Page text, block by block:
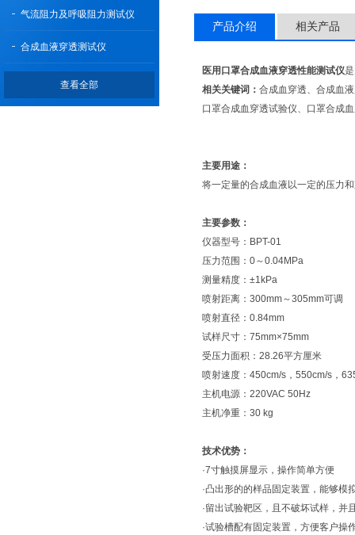
气流阻力及呼吸阻力测试仪
合成血液穿透测试仪
查看全部
产品介绍 相关产品
医用口罩合成血液穿透性能测试仪
相关关键词： 合成血穿透、合成血
口罩合成血穿透试验仪、口罩合成
主要用途：
将一定量的合成血液以一定的压力
主要参数：
仪器型号：BPT-01
压力范围：0～0.04MPa
测量精度：±1kPa
喷射距离：300mm～305mm可调
喷射直径：0.84mm
试样尺寸：75mm×75mm
受压力面积：28.26平方厘米
喷射速度：450cm/s，550cm/s，
主机电源：220VAC 50Hz
主机净重：30 kg
技术优势：
·7寸触摸屏显示，操作简单方便
·凸出形的的样品固定装置，能够模
·留出试验靶区，且不破坏试样，并
·试验槽配有固定装置，方便客户操